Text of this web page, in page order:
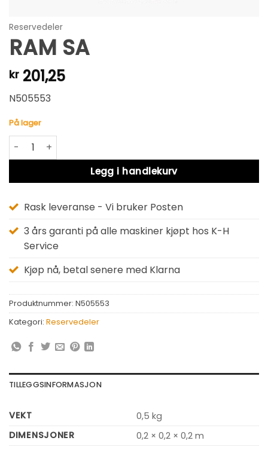
Reservedeler
RAM SA
kr 201,25
N505553
På lager
RAM SA antall
Legg i handlekurv
Alternative:
Rask leveranse - Vi bruker Posten
3 års garanti på alle maskiner kjøpt hos K-H
Service
Kjøp nå, betal senere med Klarna
Produktnummer: N505553
Kategori: Reservedeler
TILLEGGSINFORMASJON
VEKT
0,5 kg
DIMENSJONER
0,2 × 0,2 × 0,2 m